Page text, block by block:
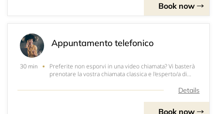
Book now
Appuntamento telefonico
30 min
Preferite non esporvi in una video chiamata? Vi basterà
prenotare la vostra chiamata classica e l'esperto/a di
che sentire la voce umana e reale del vostro agenteDetails
Book now